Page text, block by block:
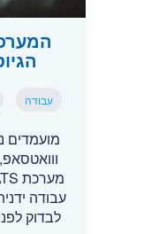
עבודה
מועמדים
עבודה
לבדוק